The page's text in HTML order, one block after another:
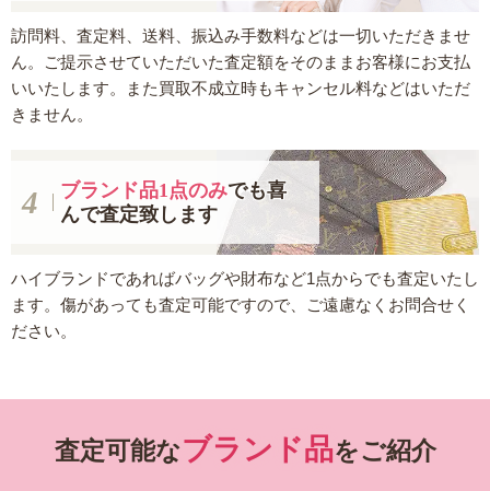
訪問料、査定料、送料、振込み手数料などは一切いただきませ
ん。ご提示させていただいた査定額をそのままお客様にお支払
いいたします。また買取不成立時もキャンセル料などはいただ
きません。
ブランド品1点のみでも喜
んで査定致します
ハイブランドであればバッグや財布など1点からでも査定いたし
ます。傷があっても査定可能ですので、ご遠慮なくお問合せく
ださい。
査定可能なブランド品をご紹介